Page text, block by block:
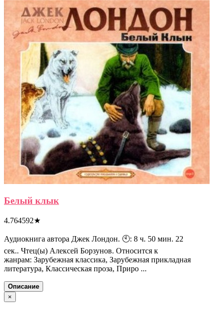
Белый клык
4.764592★
Аудиокнига автора Джек Лондон. 🕙: 8 ч. 50 мин. 22
сек.. Чтец(ы) Алексей Борзунов. Относится к
жанрам: Зарубежная классика, Зарубежная прикладная
литература, Классическая проза, Приро ...
Описание
×